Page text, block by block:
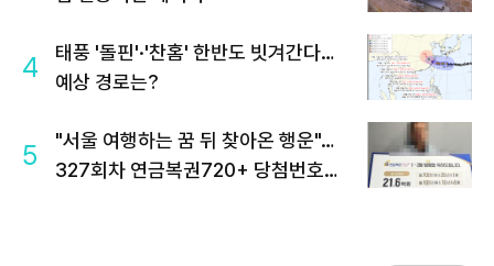
4
태풍 '돌핀'·'찬홈' 한반도 빗겨간다…
예상 경로는?
5
"서울 여행하는 꿈 뒤 찾아온 행운"…
327회차 연금복권720+ 당첨번호조